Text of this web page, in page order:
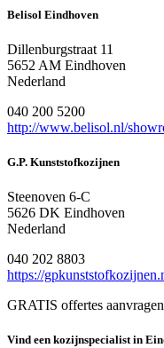
Belisol Eindhoven
Dillenburgstraat 11
5652 AM Eindhoven
Nederland
040 200 5200
http://www.belisol.nl/
G.P. Kunststofkozijnen
Steenoven 6-C
5626 DK Eindhoven
Nederland
040 202 8803
https://
GRATIS offertes aanvragen
Vind een kozijnspecialist in